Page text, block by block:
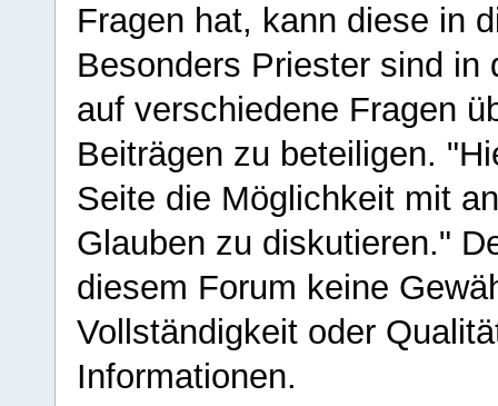
Fragen hat, kann diese in
Besonders Priester sind in
auf verschiedene Fragen
Beiträgen zu beteiligen.
Seite die Möglichkeit mit
Glauben zu diskutieren."
diesem Forum keine
Vollständigkeit oder
Informationen.